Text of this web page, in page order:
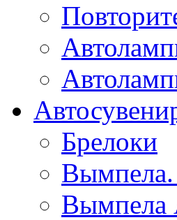
Брелоки
Вымпела